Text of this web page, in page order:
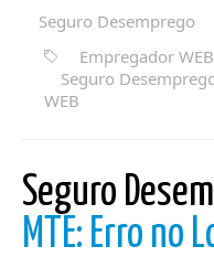
Seguro Desemprego
Empregador WEB
Seguro
WEB
Seguro
MTE: Erro no